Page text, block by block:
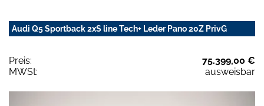
Audi Q5 Sportback 2xS line Tech+ Leder Pano 20Z PrivG
Preis:
75.399,00 €
MWSt:
ausweisbar